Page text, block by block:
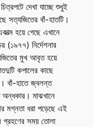
দেখা যাচ্ছে শুধুই
সত্যজিতের বাঁ-হাতটি।
হয়ে গেছে এখানে
(১৯৭৭) নির্দেশনার
মুখ আবৃত হয়ে
কপালের কাছে
বাঁ-হাতে জ্বলন্ত
অন্ধকার। মাঝখানে
মগ্নতা ধরা পড়েছে এই
সময় তোলা